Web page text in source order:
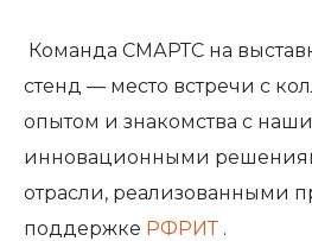
Команда СМАРТС на
стенд — место встречи с
опытом и знакомства с
инновационными
отрасли, реализованными
поддержке РФРИТ .